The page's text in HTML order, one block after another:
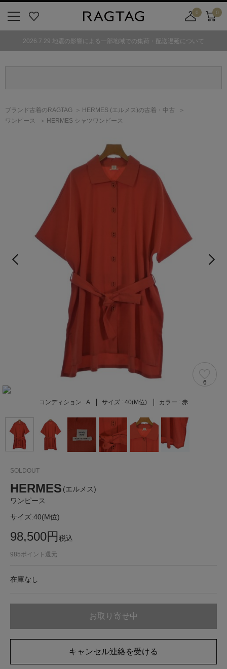
気
0
舗
カ
0
2026.7.29 地震の影響による一部地域での集荷・配送遅延について
ブランド古着のRAGTAG HERMES (エルメス)の古着・中古
ワンピース
HERMES シャツワンピース
6
コンディション : A サイズ : 40(M位) カラー : 赤
SOLDOUT
HERMES (エルメス)
ワンピース
サイズ:40(M位)
98,500円税込
985ポイント還元
在庫なし
お取り寄せ中
キャンセル連絡を受ける